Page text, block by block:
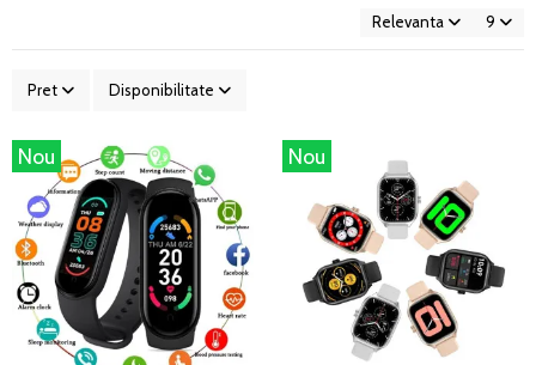
Relevanta 9
Pret Disponibilitate
Nou Nou